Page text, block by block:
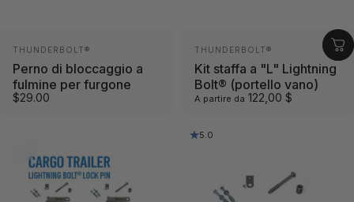
Fornitore:
THUNDERBOLT®
Perno di bloccaggio a
fulmine per furgone
$29.00
Fornitore:
THUNDERBOLT®
Kit staffa a "L" Lightning
Bolt® (portello vano)
A partire da 122,00 $
5.0